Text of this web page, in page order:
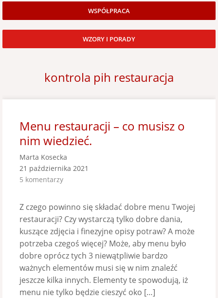
WSPÓŁPRACA
WZORY I PORADY
kontrola pih restauracja
Menu restauracji – co musisz o
nim wiedzieć.
Marta Kosecka
21 października 2021
5 komentarzy
Z czego powinno się składać dobre menu Twojej
restauracji? Czy wystarczą tylko dobre dania,
kuszące zdjęcia i finezyjne opisy potraw? A może
potrzeba czegoś więcej? Może, aby menu było
dobre oprócz tych 3 niewątpliwie bardzo
ważnych elementów musi się w nim znaleźć
jeszcze kilka innych. Elementy te spowodują, iż
menu nie tylko będzie cieszyć oko […]